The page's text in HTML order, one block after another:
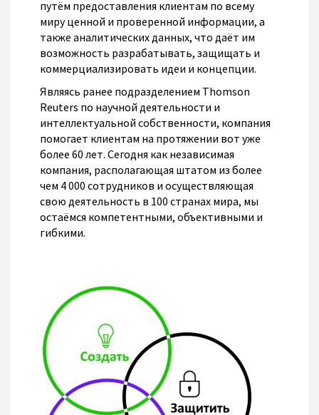
путём предоставления клиентам по всему
миру ценной и проверенной информации, а
также аналитических данных, что даёт им
возможность разрабатывать, защищать и
коммерциализировать идеи и концепции.
Являясь ранее подразделением Thomson
Reuters по научной деятельности и
интеллектуальной собственности, компания
помогает клиентам на протяжении вот уже
более 60 лет. Сегодня как независимая
компания, располагающая штатом из более
чем 4 000 сотрудников и осуществляющая
свою деятельность в 100 странах мира, мы
остаёмся компетентными, объективными и
гибкими.